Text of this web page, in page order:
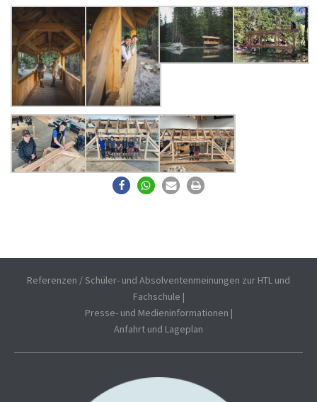
Referenzen / Schüler- und Absolventenmeinungen zur HTL und
Fachschule |
Presse- und Medieninformationen |
Anfahrt und Lageplan